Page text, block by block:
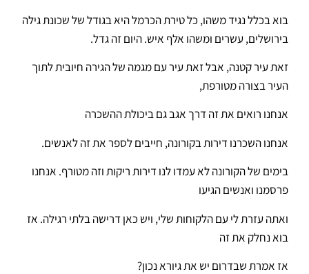
בוא בכלל נגיד משהו, כל טירת הכרמל היא בגודל של שכונת גילה
בירושלים, עשרים ומשהו אלף איש. היום זה גדל.
זאת עיר קטנה, אבל זאת עיר עם מגמה של הגירה חיובית לתוך
העיר בצורה מטורפת,
אנחנו רואים את זה דרך אגב גם ביכולת ההשכרה
אנחנו השכרנו דירות בקורונה, חייבים לספר את זה לאנשים.
בימים של הקורונה לא עמדו לנו דירות ריקות וזה מטורף. אנחנו
פרסמנו ואנשים הגיעו
ואתה עזרת לי עם הלקוחות שלי, ויש כאן דרישה בלתי רגילה. אז
בוא נחלק את זה
אז אמרת שבדרום יש את גיורא נכון?